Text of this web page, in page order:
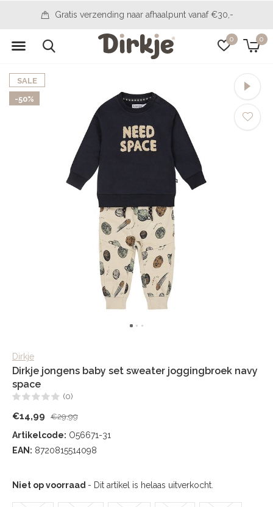
0 0
naar afhaalpunt vanaf €30,-
SALE
-50%
Dirkje
Dirkje jongens baby set sweater joggingbroek navy
space
(0)
€14,99 €29,99
Artikelcode: O56671-31
EAN: 8720815514098
Niet op voorraad - Dit artikel is helaas uitverkocht.